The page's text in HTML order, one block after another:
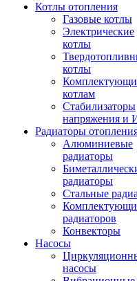
Котлы отопления
Газовые котлы
Электрические
котлы
котлы
котлам
Стабилизаторы
напряжения и
Радиаторы
Алюминиевые
радиаторы
радиаторы
Стальные
радиаторов
Конвекторы
Насосы
насосы